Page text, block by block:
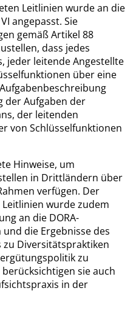
Leitlinien wurde an die
angepasst. Sie
gemäß Artikel 88
dass jedes
jeder leitende Angestellte
über eine
der Aufgaben der
der leitenden
von Schlüsselfunktionen
Hinweise, um
in Drittländern über
verfügen. Der
wurde zudem
an die DORA-
die Ergebnisse des
zu Diversitätspraktiken
zu
sie auch
in der